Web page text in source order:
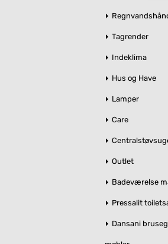
Tagrender
Indeklima
Hus og Have
Lamper
Care
Outlet
Badeværelse
Pressalit
Dansani